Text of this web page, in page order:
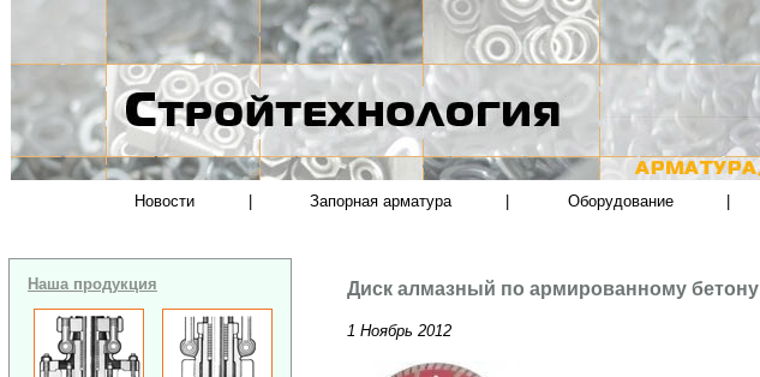
Новости Запорная арматура Оборудование
Наша продукция Диск алмазный по армированному
1 Ноябрь 2012